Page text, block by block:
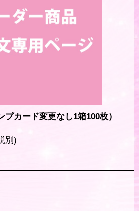
カード変更なし1箱100枚）
別)